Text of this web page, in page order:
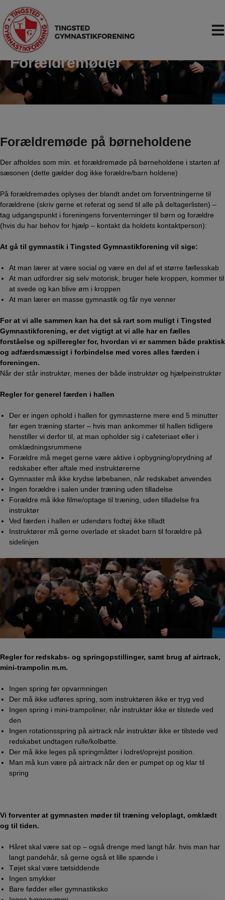
indholdet
Forældremøder
Forældremøde på børneholdene
Der afholdes som min. et forældremøde på børneholdene i starten af
sæsonen (dette gælder dog ikke forældre/barn holdene)
På forældremødes oplyses der blandt andet om forventningerne til
forældrene (skriv gerne et referat og send til alle på deltagerlisten) –
tag udgangspunkt i foreningens forventerninger til børn og forældre
(hvis du har behov for hjælp – kontakt da holdets kontaktperson):
At gå til gymnastik i Tingsted Gymnastikforening vil sige:
At man lærer at være social og være en del af et større fællesskab
At man udfordrer sig selv motorisk, bruger hele kroppen, kommer til
at svede og kan blive øm i kroppen
​At man lærer en masse gymnastik og får nye venner
For at vi alle sammen kan ha det så rart som muligt i Tingsted
Gymnastikforening, er det vigtigt at vi alle har en fælles
forståelse og spilleregler for, hvordan vi er sammen både praktisk
og adfærdsmæssigt i forbindelse med vores alles færden i
foreningen.
Når der står instruktør, menes der både instruktør og hjælpeinstruktør
Regler for generel færden i hallen
Der er ingen ophold i hallen for gymnasterne mere end 5 minutter
før egen træning starter – hvis man ankommer til hallen tidligere
henstiller vi derfor til, at man opholder sig i cafeteriaet eller i
omklædningsrummene
Forældre må meget gerne være aktive i opbygning/oprydning af
redskaber efter aftale med instruktørerne
Gymnaster må ikke krydse løbebanen, når redskabet anvendes
Ingen forældre i salen under træning uden tilladelse
Forældre må ikke filme/optage til træning, uden tilladelse fra
instruktør
Ved færden i hallen er udendørs fodtøj ikke tilladt
Instruktører må gerne overlade et skadet barn til forældre på
sidelinjen
Regler for redskabs‐ og springopstillinger, samt brug af airtrack,
mini-trampolin m.m.
Ingen spring før opvarmningen
Der må ikke udføres spring, som instruktøren ikke er tryg ved
Ingen spring i mini-trampoliner, når instruktør ikke er tilstede ved
den
Ingen rotationsspring på airtrack når instruktør ikke er tilstede ved
redskabet undtagen rulle/kolbøtte.
Der må ikke leges på springmåtter i lodret/oprejst position.
Man må kun være på airtrack når den er pumpet op og klar til
spring
Vi forventer at gymnasten møder til træning veloplagt, omklædt
og til tiden.
Håret skal være sat op – også drenge med langt hår. hvis man har
langt pandehår, så gerne også et lille spænde i
Tøjet skal være tætsiddende
Ingen smykker
Bare fødder eller gymnastiksko